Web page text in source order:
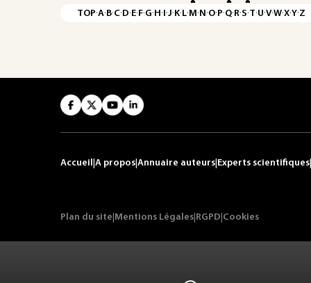
TOP·A·B·C·D·E·F·G·H·I·J·K·L·M·N·O·P·Q·R·S·T·U·V·W·X·Y·Z
Accueil A propos Annuaire auteurs Experts scientifiques
Plan du site Mentions Légales RGPD Cookies